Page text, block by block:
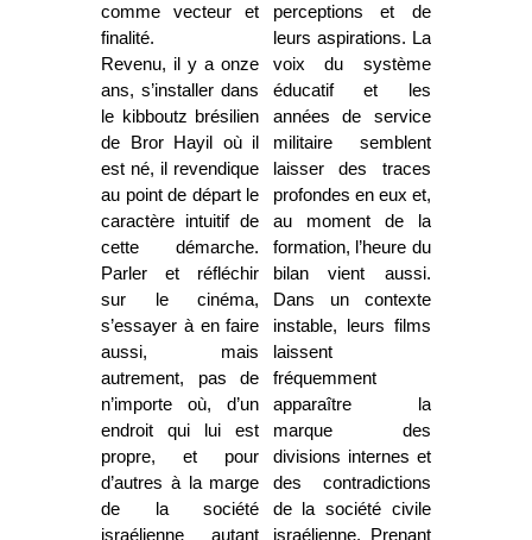
comme vecteur et
finalité.
Revenu, il y a onze
ans, s’installer dans
le kibboutz brésilien
de Bror Hayil où il
est né, il revendique
au point de départ le
caractère intuitif de
cette démarche.
Parler et réfléchir
sur le cinéma,
s’essayer à en faire
aussi, mais
autrement, pas de
n’importe où, d’un
endroit qui lui est
propre, et pour
d’autres à la marge
de la société
israélienne autant
perceptions et de
leurs aspirations. La
voix du système
éducatif et les
années de service
militaire semblent
laisser des traces
profondes en eux et,
au moment de la
formation, l’heure du
bilan vient aussi.
Dans un contexte
instable, leurs films
laissent
fréquemment
apparaître la
marque des
divisions internes et
des contradictions
de la société civile
israélienne. Prenant